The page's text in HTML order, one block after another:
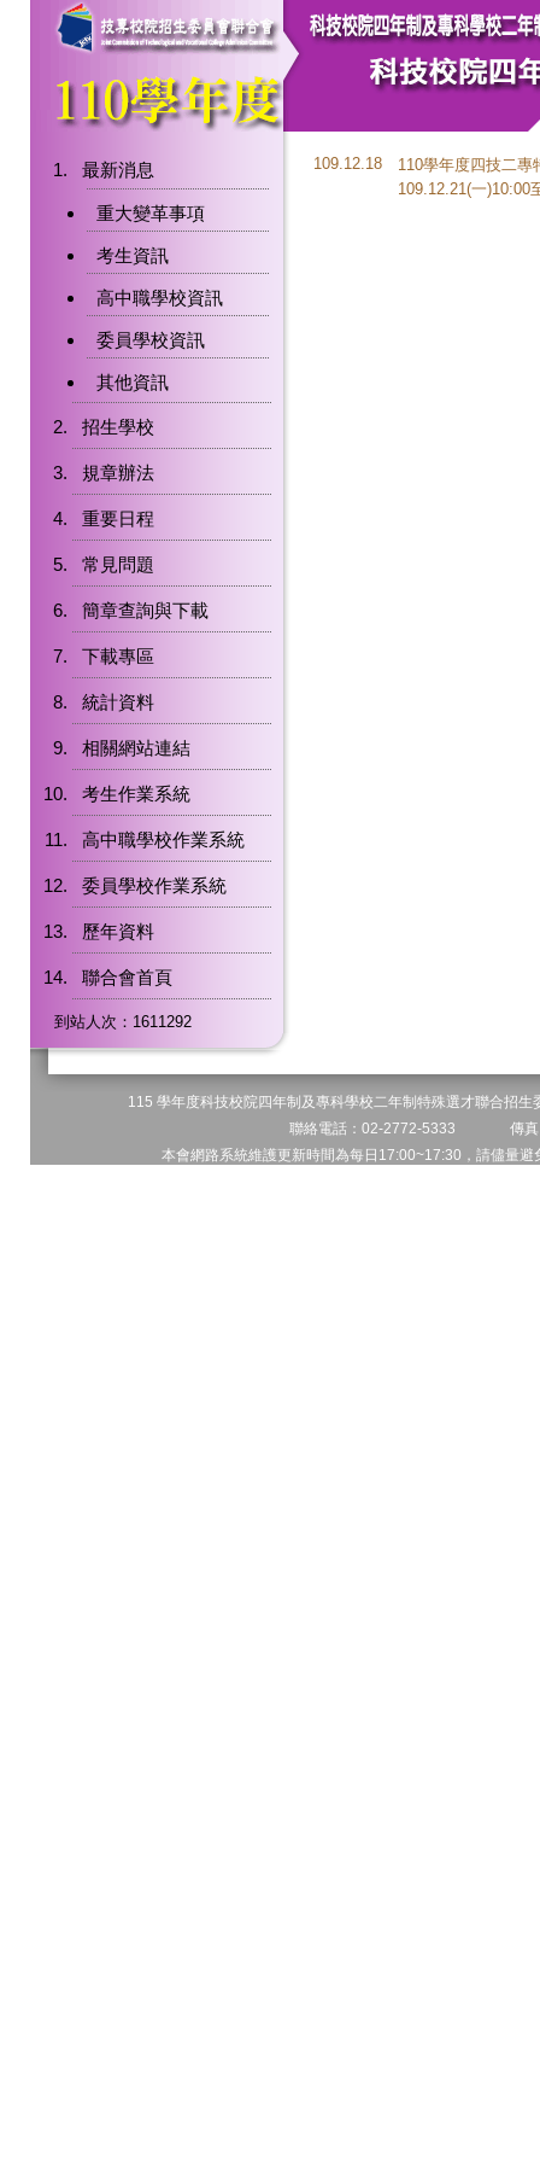
最新消息
重大變革事項
考生資訊
高中職學校資訊
委員學校資訊
其他資訊
招生學校
規章辦法
重要日程
常見問題
簡章查詢與下載
下載專區
統計資料
相關網站連結
考生作業系統
高中職學校作業系統
委員學校作業系統
歷年資料
聯合會首頁
到站人次：1611292
109.12.18
110學年度四技二專
109.12.21(一)10:00
115 學年度科技校院四年制及專科學校二年制特殊選才聯合
聯絡電話：02-2772-5333 傳
本會網路系統維護更新時間為每日17:00~17:30，請儘量